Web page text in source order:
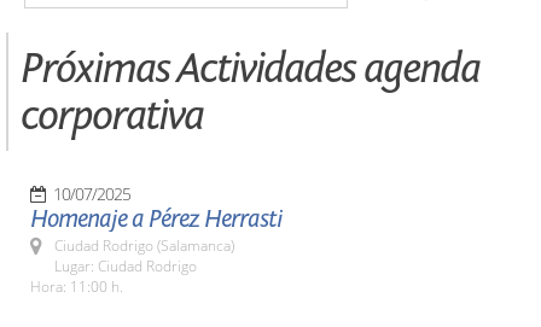
Próximas Actividades agenda
corporativa
10/07/2025
Homenaje a Pérez Herrasti
Ciudad Rodrigo (Salamanca)
Lugar: Ciudad Rodrigo
Hora: 11:00 h.